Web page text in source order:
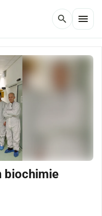
search menu
biochimie